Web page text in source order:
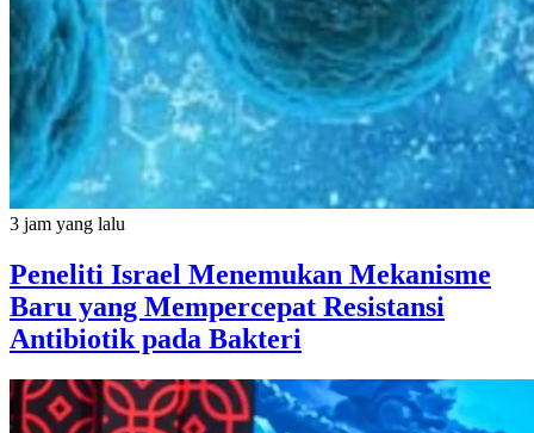
3 jam yang lalu
Peneliti Israel Menemukan Mekanisme
Baru yang Mempercepat Resistansi
Antibiotik pada Bakteri